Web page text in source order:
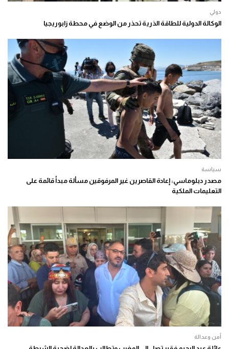
دولي
الوكالة الدولية للطاقة الذرية تحذر من الوضع في محطة زابوريجيا
سياسة
مصدر دبلوماسي: إعادة القاصرين غير المرفوقين مسألة مبدأ قائمة على
التعليمات الملكية
أمن وعدالة